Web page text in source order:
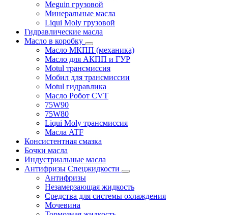
Meguin грузовой
Минеральные масла
Liqui Moly грузовой
Гидравлические масла
Масло в коробку
Масло МКПП (механика)
Масло для АКПП и ГУР
Motul трансмиссия
Мобил для трансмиссии
Motul гидравлика
Масло Робот CVT
75W90
75W80
Liqui Moly трансмиссия
Масла ATF
Консистентная смазка
Бочки масла
Индустриальные масла
Антифризы Спецжидкости
Антифризы
Незамерзающая жидкость
Средства для системы охлаждения
Мочевина